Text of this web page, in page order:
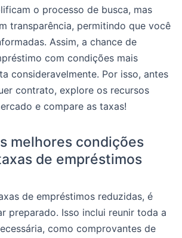
o processo de busca, mas
transparência, permitindo que você
Assim, a chance de
com condições mais
consideravelmente. Por isso, antes
contrato, explore os recursos
e compare as taxas!
melhores condições
de empréstimos
de empréstimos reduzidas, é
preparado. Isso inclui reunir toda a
como comprovantes de